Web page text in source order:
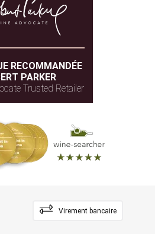
RECOMMANDÉE
PARKER
Trusted Retailer
Virement bancaire